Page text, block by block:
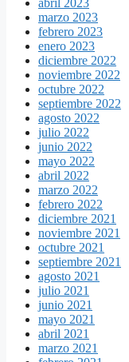
abril 2023
marzo 2023
febrero 2023
enero 2023
diciembre 2022
noviembre 2022
octubre 2022
septiembre 2022
agosto 2022
julio 2022
junio 2022
mayo 2022
abril 2022
marzo 2022
febrero 2022
diciembre 2021
noviembre 2021
octubre 2021
septiembre 2021
agosto 2021
julio 2021
junio 2021
mayo 2021
abril 2021
marzo 2021